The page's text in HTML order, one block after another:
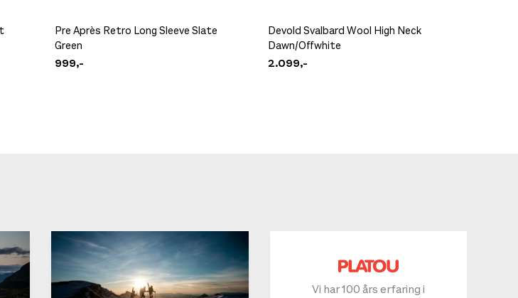
Pre Après Retro Long Sleeve Slate
Green
999,-
Devold Svalbard Wool High Neck
Dawn/Offwhite
2.099,-
Vi har 100 års erfaring i